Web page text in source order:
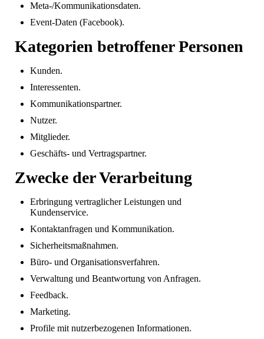
Meta-/Kommunikationsdaten.
Event-Daten (Facebook).
Kategorien betroffener Personen
Kunden.
Interessenten.
Kommunikationspartner.
Nutzer.
Mitglieder.
Geschäfts- und Vertragspartner.
Zwecke der Verarbeitung
Erbringung vertraglicher Leistungen und
Kundenservice.
Kontaktanfragen und Kommunikation.
Sicherheitsmaßnahmen.
Büro- und Organisationsverfahren.
Verwaltung und Beantwortung von Anfragen.
Feedback.
Marketing.
Profile mit nutzerbezogenen Informationen.